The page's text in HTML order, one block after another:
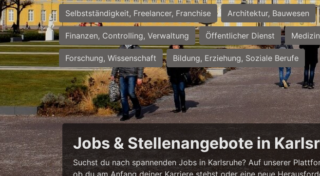
Selbstständigkeit, Freelancer, Franchise Architektur, Bauwesen
Finanzen, Controlling, Verwaltung Öffentlicher Dienst
Forschung, Wissenschaft Bildung, Erziehung, Soziale Berufe
Jobs & Stellenangebote in
Suchst du nach spannenden Jobs in Karlsruhe? Auf unserer